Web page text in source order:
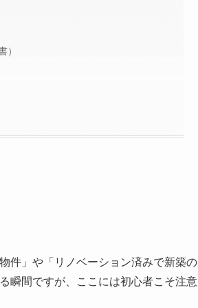
）
件」や「リノベーション済みで新築の
瞬間ですが、ここには初心者こそ注意